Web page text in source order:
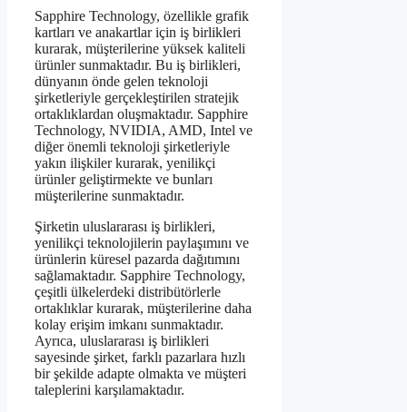
Sapphire Technology, özellikle grafik
kartları ve anakartlar için iş birlikleri
kurarak, müşterilerine yüksek kaliteli
ürünler sunmaktadır. Bu iş birlikleri,
dünyanın önde gelen teknoloji
şirketleriyle gerçekleştirilen stratejik
ortaklıklardan oluşmaktadır. Sapphire
Technology, NVIDIA, AMD, Intel ve
diğer önemli teknoloji şirketleriyle
yakın ilişkiler kurarak, yenilikçi
ürünler geliştirmekte ve bunları
müşterilerine sunmaktadır.
Şirketin uluslararası iş birlikleri,
yenilikçi teknolojilerin paylaşımını ve
ürünlerin küresel pazarda dağıtımını
sağlamaktadır. Sapphire Technology,
çeşitli ülkelerdeki distribütörlerle
ortaklıklar kurarak, müşterilerine daha
kolay erişim imkanı sunmaktadır.
Ayrıca, uluslararası iş birlikleri
sayesinde şirket, farklı pazarlara hızlı
bir şekilde adapte olmakta ve müşteri
taleplerini karşılamaktadır.